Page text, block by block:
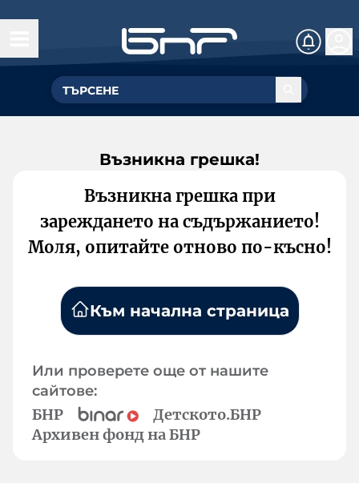
Възникна грешка!
Възникна грешка при
зареждането на съдържанието!
Моля, опитайте отново по-късно!
Към начална страница
Или проверете още от нашите
сайтове:
БНР
Детското.БНР
Архивен фонд на БНР